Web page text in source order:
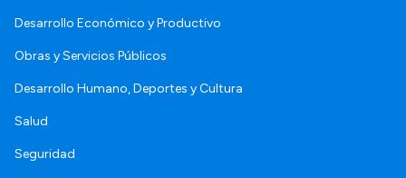
Desarrollo Económico y Productivo
Obras y Servicios Públicos
Desarrollo Humano, Deportes y Cultura
Salud
Seguridad